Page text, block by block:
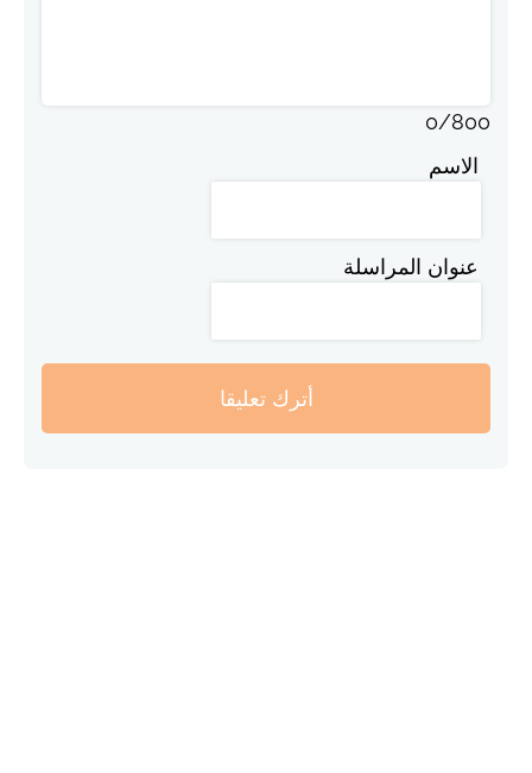
0/800
الاسم
عنوان المراسلة
أترك تعليقا